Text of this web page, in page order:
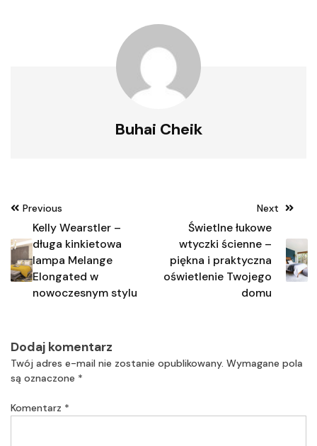
Buhai Cheik
Nawigacja
wpisu
Previous
Kelly Wearstler –
długa kinkietowa
lampa Melange
Elongated w
nowoczesnym stylu
Next
Świetlne łukowe
wtyczki ścienne –
piękna i praktyczna
oświetlenie Twojego
domu
Dodaj komentarz
Twój adres e-mail nie zostanie opublikowany. Wymagane pola
są oznaczone *
Komentarz *